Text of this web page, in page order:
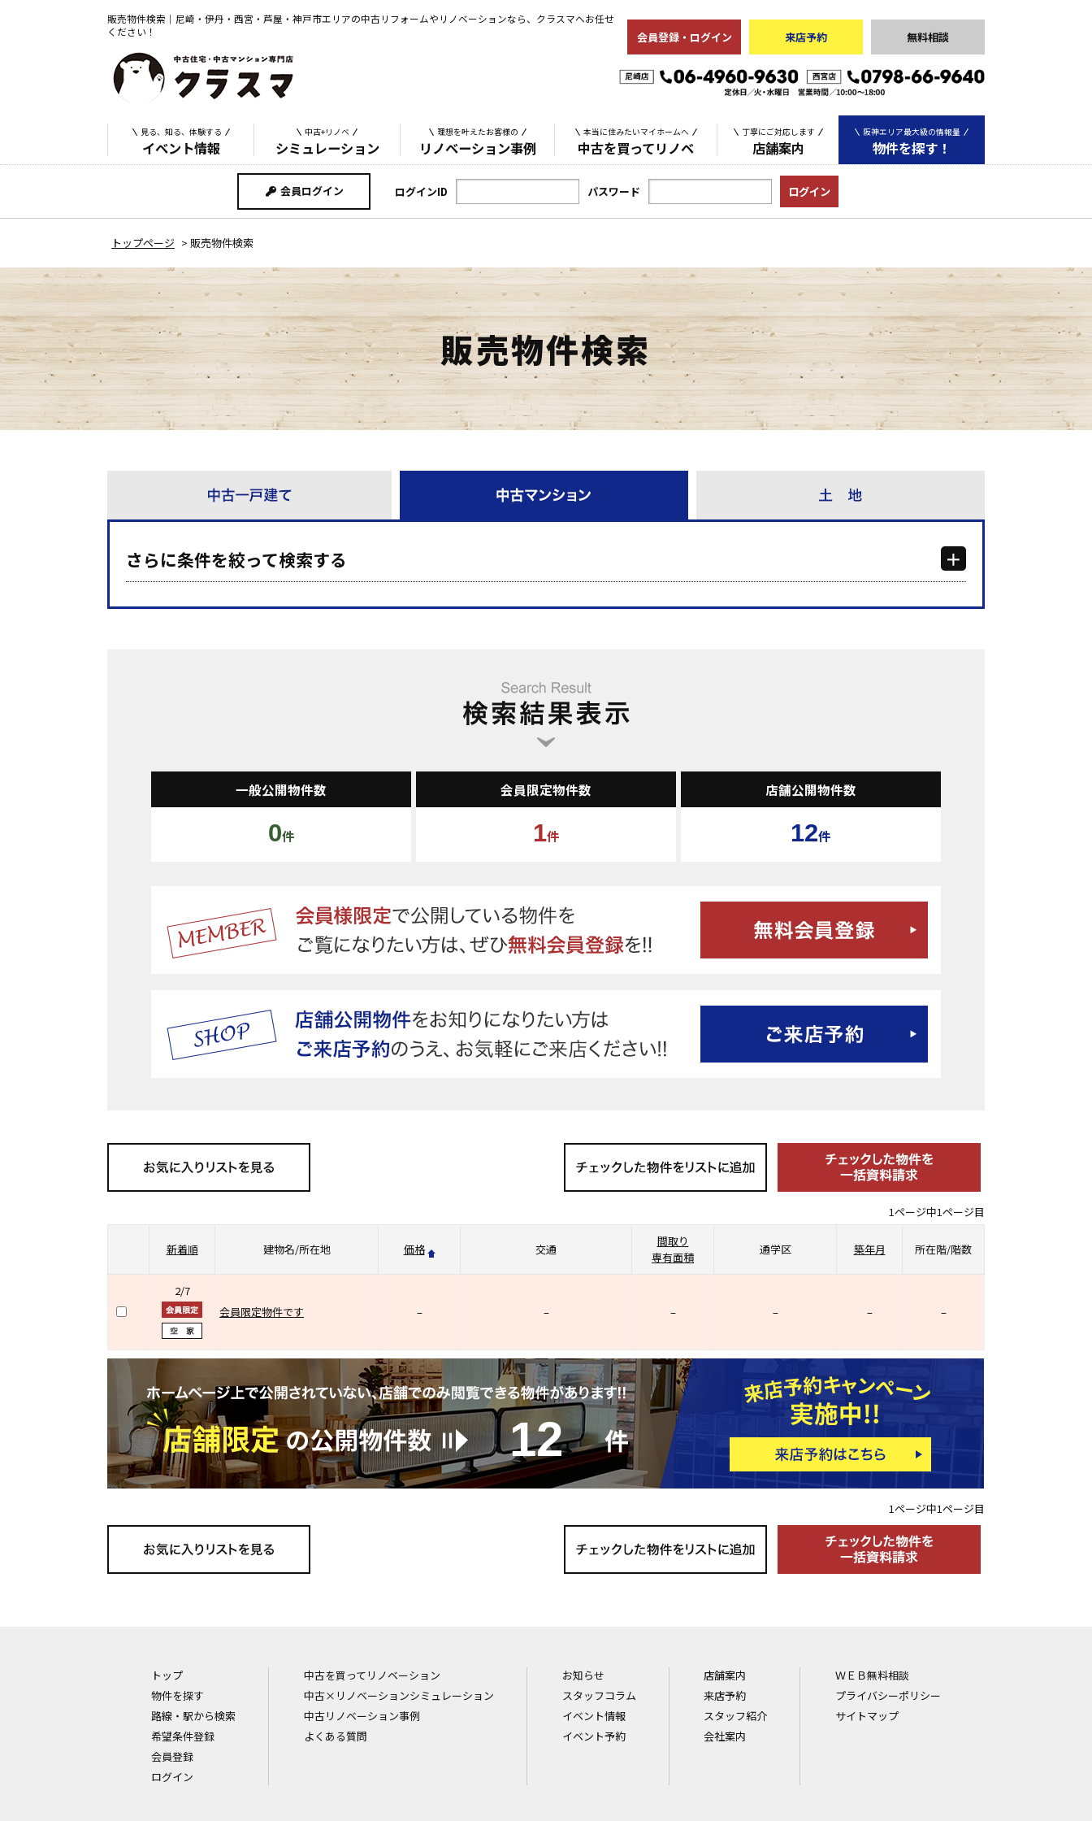
販売物件検索｜尼崎・伊丹・西宮・芦屋・神戸市エリアの中古リフォームやリノベーションなら、クラスマへお任せ
ください！
会員登録・ログイン 来店予約 無料相談
見る、知る、体験する
イベント情報
中古+リノベ
シミュレーション
理想を叶えたお客様の
リノベーション事例
本当に住みたいマイホームへ
中古を買ってリノベ
丁寧にご対応します
店舗案内
阪神エリア最大級の情報量
物件を探す！
会員ログイン ログインID パスワード
トップページ > 販売物件検索
販売物件検索
さらに条件を絞って検索する
一般公開物件数
0件
会員限定物件数
1件
店舗公開物件数
12件
1ページ中1ページ目
新着順 建物名/所在地 価格 交通
間取り
専有面積
通学区 築年月 所在階/階数
2/7
会員限定物件です
– – – – – –
12
1ページ中1ページ目
トップ
物件を探す
路線・駅から検索
希望条件登録
会員登録
ログイン
中古を買ってリノベーション
中古×リノベーションシミュレーション
中古リノベーション事例
よくある質問
お知らせ
スタッフコラム
イベント情報
イベント予約
店舗案内
来店予約
スタッフ紹介
会社案内
ＷＥＢ無料相談
プライバシーポリシー
サイトマップ